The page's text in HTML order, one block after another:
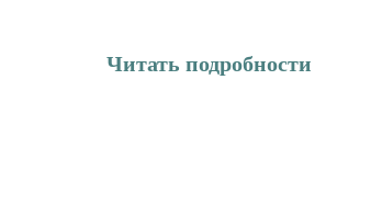
Читать подробности